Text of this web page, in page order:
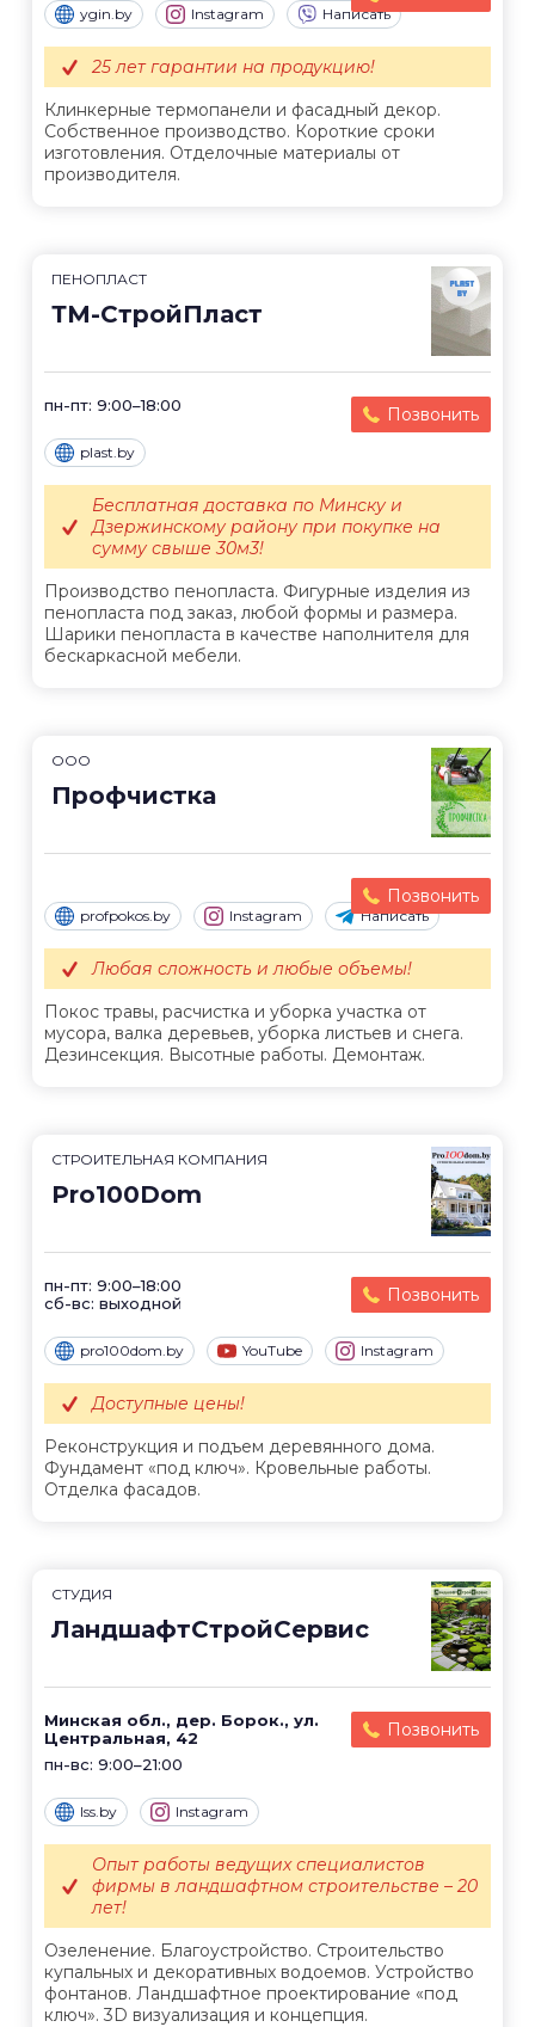
ygin.by Instagram Написать
Клинкерные термопанели и фасадный декор.
Собственное производство. Короткие сроки
изготовления. Отделочные материалы от
производителя.
25 лет гарантии на продукцию!
ПЕНОПЛАСТ
ТМ-СтройПласт
пн-пт: 9:00–18:00 Позвонить
plast.by
Производство пенопласта. Фигурные изделия из
пенопласта под заказ, любой формы и размера.
Шарики пенопласта в качестве наполнителя для
бескаркасной мебели.
Бесплатная доставка по Минску и
Дзержинскому району при покупке на
сумму свыше 30м3!
ООО
Профчистка
Позвонить
profpokos.by Instagram Написать
Покос травы, расчистка и уборка участка от
мусора, валка деревьев, уборка листьев и снега.
Дезинсекция. Высотные работы. Демонтаж.
Любая сложность и любые объемы!
СТРОИТЕЛЬНАЯ КОМПАНИЯ
Pro100Dom
пн-пт: 9:00–18:00
сб-вс: выходной
Позвонить
pro100dom.by YouTube Instagram
Реконструкция и подъем деревянного дома.
Фундамент «под ключ». Кровельные работы.
Отделка фасадов.
Доступные цены!
СТУДИЯ
ЛандшафтСтройСервис
Минская обл., дер. Борок., ул.
Центральная, 42
пн-вс: 9:00–21:00
Позвонить
lss.by Instagram
Озеленение. Благоустройство. Строительство
купальных и декоративных водоемов. Устройство
фонтанов. Ландшафтное проектирование «под
ключ». 3D визуализация и концепция.
Опыт работы ведущих специалистов
фирмы в ландшафтном строительстве – 20
лет!